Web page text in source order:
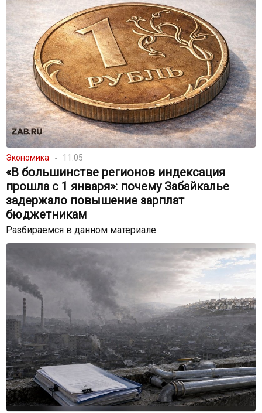
Экономика 11:05
«В большинстве регионов индексация
прошла с 1 января»: почему Забайкалье
задержало повышение зарплат
бюджетникам
Разбираемся в данном материале